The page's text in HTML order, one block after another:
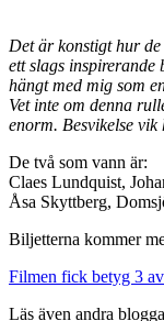
Det är konstigt hur
ett slags inspirerande
hängt med mig som
Vet inte om denna
enorm. Besvikelse vik
De två som vann är:
Claes Lundquist,
Åsa Skyttberg,
Biljetterna kommer
Filmen fick betyg 3
Läs även andra